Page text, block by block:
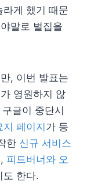
게 했기 때문
말로 벌집을
, 이번 발표는
영원하지 않
글이 중단시
지 페이지가 등
한 신규 서비스
피드버너와 오
도 한다.